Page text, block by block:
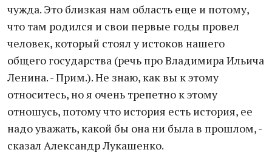
чужда. Это близкая нам область еще и потому,
что там родился и свои первые годы провел
человек, который стоял у истоков нашего
общего государства (речь про Владимира Ильича
Ленина. - Прим.). Не знаю, как вы к этому
относитесь, но я очень трепетно к этому
отношусь, потому что история есть история, ее
надо уважать, какой бы она ни была в прошлом, -
сказал Александр Лукашенко.